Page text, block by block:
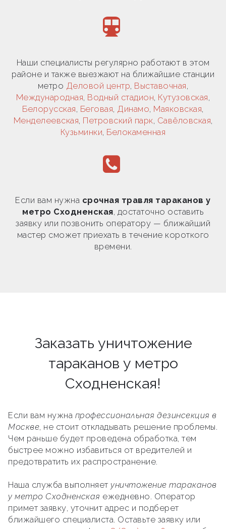
Наши специалисты регулярно работают в этом
районе и также выезжают на ближайшие станции
метро Деловой центр, Выставочная,
Международная, Водный стадион, Кутузовская,
Белорусская, Беговая, Динамо, Маяковская,
Менделеевская, Петровский парк, Савёловская,
Кузьминки, Белокаменная
Если вам нужна срочная травля тараканов у
метро Сходненская, достаточно оставить
заявку или позвонить оператору — ближайший
мастер сможет приехать в течение короткого
времени.
Заказать уничтожение
тараканов у метро
Сходненская!
Если вам нужна профессиональная дезинсекция в
Москве, не стоит откладывать решение проблемы.
Чем раньше будет проведена обработка, тем
быстрее можно избавиться от вредителей и
предотвратить их распространение.
Наша служба выполняет уничтожение тараканов
у метро Сходненская ежедневно. Оператор
примет заявку, уточнит адрес и подберет
ближайшего специалиста. Оставьте заявку или